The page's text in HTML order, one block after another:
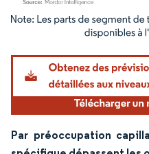
Image © Mordor Intelligence. La
Par préoccupation